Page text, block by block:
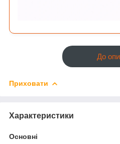
До
Приховати
Характеристики
Основні